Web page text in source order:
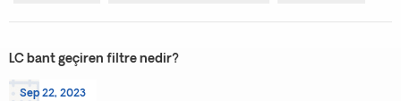
LC bant geçiren filtre nedir?
Sep 22, 2023